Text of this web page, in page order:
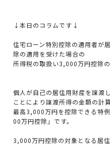
↓本日のコラムです↓
住宅ローン特別控除の適用者が
除の適用を受けた場合の
所得税の取扱い3,000万円控除
個人が自己の居住用財産を譲渡
ことにより譲渡所得の金額の計算
最高3,000万円を控除できる特
00万円控除」です。
3,000万円控除の対象となる居